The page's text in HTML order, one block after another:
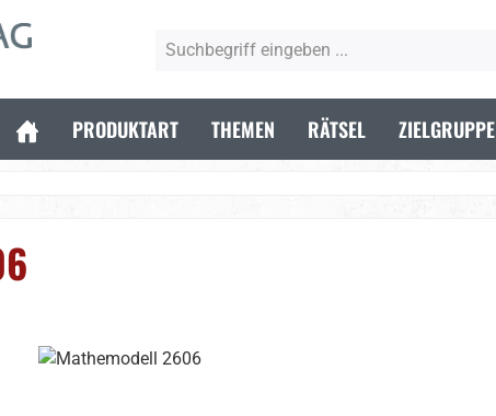
PRODUKTART THEMEN RÄTSEL ZIELGRUPPE